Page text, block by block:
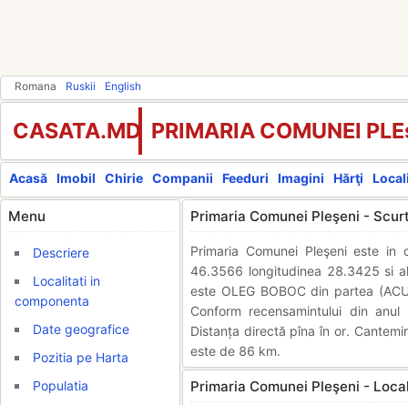
Romana Ruskii English
CASATA.MD PRIMARIA COMUNEI
Acasă Imobil Chirie Companii Feeduri Imagini Hărţi
Menu
Descriere
Localitati in
componenta
Date geografice
Pozitia pe Harta
Populatia
Primaria Comunei Pleşeni -
Primaria Comunei Pleşeni este in
46.3566 longitudinea 28.3425 si
este OLEG BOBOC din partea
Conform recensamintului din
Distanța directă pîna în or.
este de 86 km.
Primaria Comunei Pleşeni -